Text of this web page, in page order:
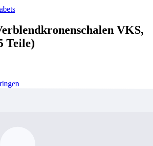
VKS,
Teile)